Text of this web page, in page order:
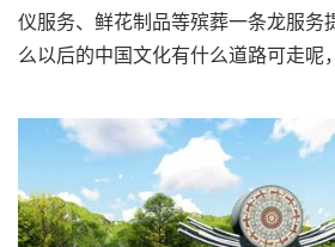
仪服务、鲜花制品等殡葬一条龙服务
么以后的中国文化有什么道路可走呢